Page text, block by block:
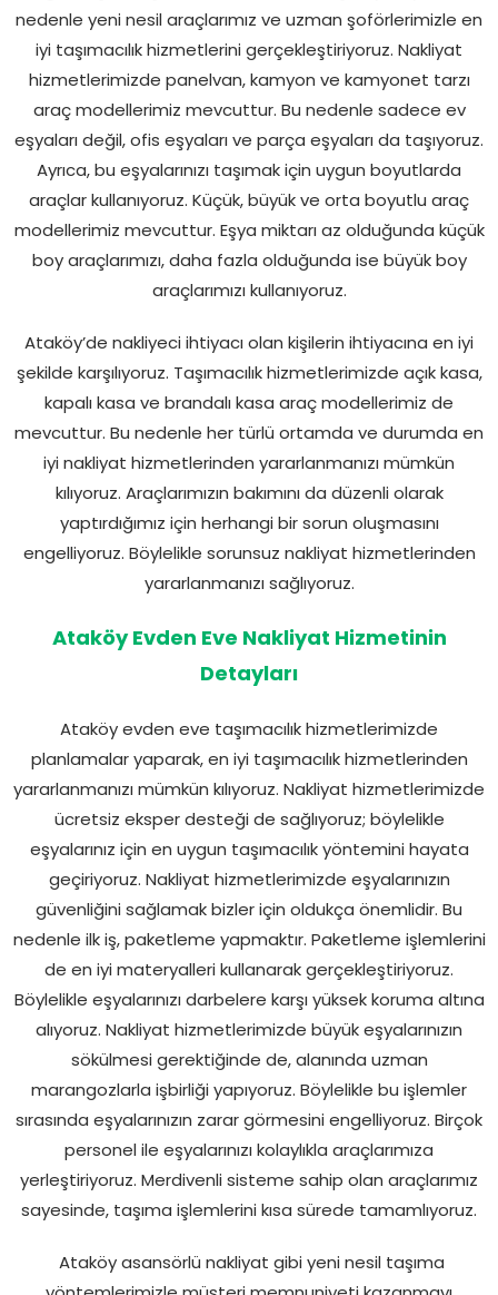
nedenle yeni nesil araçlarımız ve uzman şoförlerimizle en
iyi taşımacılık hizmetlerini gerçekleştiriyoruz. Nakliyat
hizmetlerimizde panelvan, kamyon ve kamyonet tarzı
araç modellerimiz mevcuttur. Bu nedenle sadece ev
eşyaları değil, ofis eşyaları ve parça eşyaları da taşıyoruz.
Ayrıca, bu eşyalarınızı taşımak için uygun boyutlarda
araçlar kullanıyoruz. Küçük, büyük ve orta boyutlu araç
modellerimiz mevcuttur. Eşya miktarı az olduğunda küçük
boy araçlarımızı, daha fazla olduğunda ise büyük boy
araçlarımızı kullanıyoruz.
Ataköy’de nakliyeci ihtiyacı olan kişilerin ihtiyacına en iyi
şekilde karşılıyoruz. Taşımacılık hizmetlerimizde açık kasa,
kapalı kasa ve brandalı kasa araç modellerimiz de
mevcuttur. Bu nedenle her türlü ortamda ve durumda en
iyi nakliyat hizmetlerinden yararlanmanızı mümkün
kılıyoruz. Araçlarımızın bakımını da düzenli olarak
yaptırdığımız için herhangi bir sorun oluşmasını
engelliyoruz. Böylelikle sorunsuz nakliyat hizmetlerinden
yararlanmanızı sağlıyoruz.
Ataköy Evden Eve Nakliyat Hizmetinin
Detayları
Ataköy evden eve taşımacılık hizmetlerimizde
planlamalar yaparak, en iyi taşımacılık hizmetlerinden
yararlanmanızı mümkün kılıyoruz. Nakliyat hizmetlerimizde
ücretsiz eksper desteği de sağlıyoruz; böylelikle
eşyalarınız için en uygun taşımacılık yöntemini hayata
geçiriyoruz. Nakliyat hizmetlerimizde eşyalarınızın
güvenliğini sağlamak bizler için oldukça önemlidir. Bu
nedenle ilk iş, paketleme yapmaktır. Paketleme işlemlerini
de en iyi materyalleri kullanarak gerçekleştiriyoruz.
Böylelikle eşyalarınızı darbelere karşı yüksek koruma altına
alıyoruz. Nakliyat hizmetlerimizde büyük eşyalarınızın
sökülmesi gerektiğinde de, alanında uzman
marangozlarla işbirliği yapıyoruz. Böylelikle bu işlemler
sırasında eşyalarınızın zarar görmesini engelliyoruz. Birçok
personel ile eşyalarınızı kolaylıkla araçlarımıza
yerleştiriyoruz. Merdivenli sisteme sahip olan araçlarımız
sayesinde, taşıma işlemlerini kısa sürede tamamlıyoruz.
Ataköy asansörlü nakliyat gibi yeni nesil taşıma